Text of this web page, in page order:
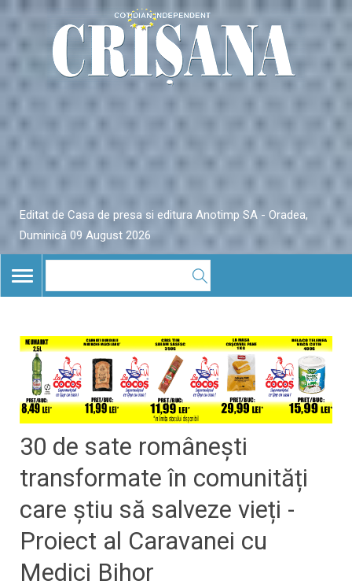
Editat de Casa de presa si editura Anotimp SA - Oradea,
Duminică 09 August 2026
TOGGLE
NAVIGATION
30 de sate românești
transformate în comunități
care știu să salveze vieți -
Proiect al Caravanei cu
Medici Bihor